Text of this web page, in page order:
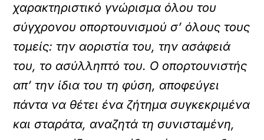
χαρακτηριστικό γνώρισμα όλου του
σύγχρονου οπορτουνισμού σ’ όλους τους
τομείς: την αοριστία του, την ασάφειά
του, το ασύλληπτό του. Ο οπορτουνιστής
απ’ την ίδια του τη φύση, αποφεύγει
πάντα να θέτει ένα ζήτημα συγκεκριμένα
και σταράτα, αναζητά τη συνισταμένη,